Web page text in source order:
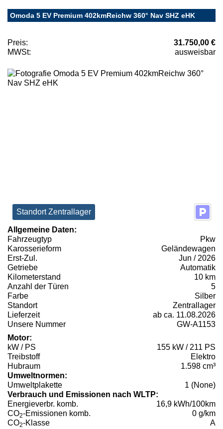
Omoda 5 EV Premium 402kmReichw 360° Nav SHZ eHK
Preis:
31.750,00 €
MWSt:
ausweisbar
Standort Zentrallager
Allgemeine Daten:
Fahrzeugtyp
Pkw
Karosserieform
Geländewagen
Erst-Zul.
Jun / 2026
Getriebe
Automatik
Kilometerstand
10 km
Anzahl der Türen
5
Farbe
Silber
Standort
Zentrallager
Lieferzeit
ab ca. 11.08.2026
Unsere Nummer
GW-A1153
Motor:
kW / PS
155 kW / 211 PS
Treibstoff
Elektro
Hubraum
1.598 cm³
Umweltnormen:
Umweltplakette
1 (None)
Verbrauch und Emissionen nach WLTP:
Energieverbr. komb.
16,9 kWh/100km
CO2-Emissionen komb.
0 g/km
CO2-Klasse A